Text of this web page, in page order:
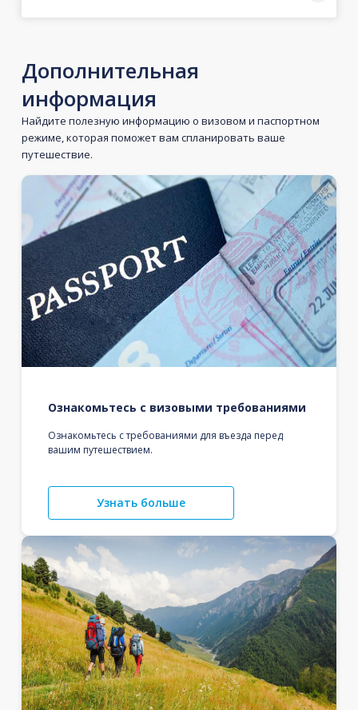
Дополнительная
информация
Найдите полезную информацию о визовом и паспортном
режиме, которая поможет вам спланировать ваше
путешествие.
Ознакомьтесь с визовыми требованиями
Ознакомьтесь с требованиями для въезда перед
вашим путешествием.
Узнать больше